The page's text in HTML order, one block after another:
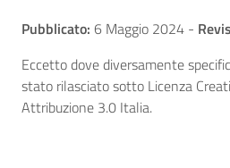
Pubblicato: 6 Maggio 2024 -
Eccetto dove diversamente
stato rilasciato sotto Licenza
Attribuzione 3.0 Italia.